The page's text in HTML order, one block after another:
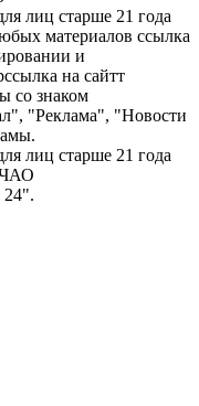
лиц старше 21 года
материалов ссылка
и
на сайтт
со знаком
"Реклама", "Новости
лиц старше 21 года
24".